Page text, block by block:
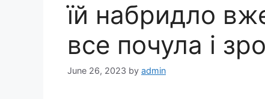
їй набридло
все почула і
June 26, 2023 by admin